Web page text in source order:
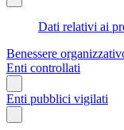
Dati relativi ai
Benessere
Enti controllati
Enti pubblici vigilati